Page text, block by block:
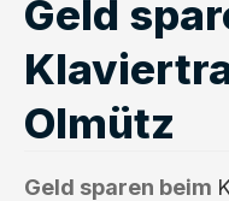
Geld
Olmütz
Geld sparen beim